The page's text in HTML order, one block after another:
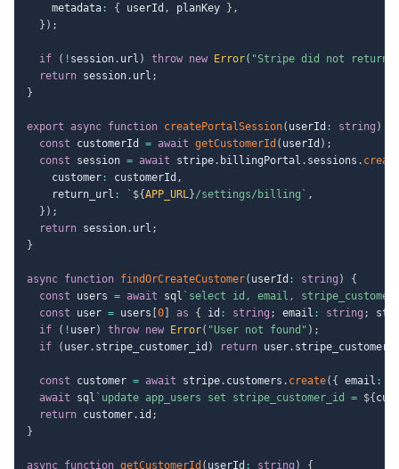
    metadata
: { userId , planKey } ,
} ) ;
if ( ! session. url ) throw new Error( "Stripe did not return a
return session. url ;
}
export async function createPortalSession( userId : string )
const customerId = await getCustomerId ( userId ) ;
const session = await stripe. billingPortal . sessions .
    customer
: customerId ,
    return_url
: ` ${APP_URL}/settings/billing ` ,
} ) ;
return session. url ;
}
async function findOrCreateCustomer( userId : string )
{
const users = await sql ` select id, email,
const user = users 0 as { id : string ; email : string ;
if
( ! user) throw new Error( "User not found" ) ;
if
( user. stripe_customer_id ) return user.
const customer = await stripe. customers . create( { email :
await sql ` update app_users set stripe_customer_id = ${
return customer. id ;
}
async function getCustomerId ( userId : string ) {